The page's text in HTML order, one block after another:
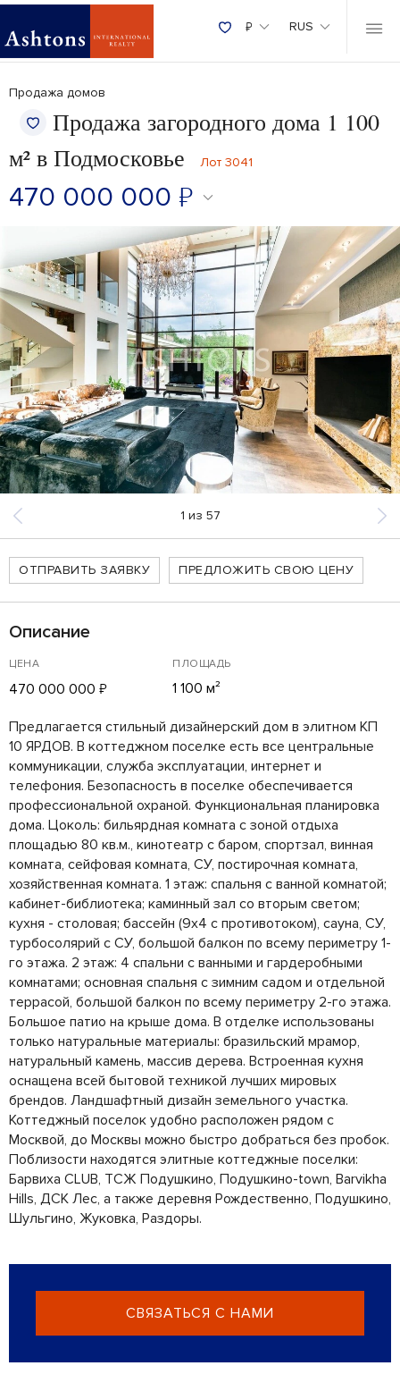
₽ RUS
Продажа домов
Продажа загородного дома 1 100
м² в Подмосковье
Лот 3041
470 000 000 ₽
1 из 57
ОТПРАВИТЬ ЗАЯВКУ ПРЕДЛОЖИТЬ СВОЮ ЦЕНУ
Описание
ЦЕНА
470 000 000 ₽
ПЛОЩАДЬ
1 100 м²
Предлагается стильный дизайнерский дом в элитном КП
10 ЯРДОВ. В коттеджном поселке есть все центральные
коммуникации, служба эксплуатации, интернет и
телефония. Безопасность в поселке обеспечивается
профессиональной охраной. Функциональная планировка
дома. Цоколь: бильярдная комната с зоной отдыха
площадью 80 кв.м., кинотеатр с баром, спортзал, винная
комната, сейфовая комната, СУ, постирочная комната,
хозяйственная комната. 1 этаж: спальня с ванной комнатой;
кабинет-библиотека; каминный зал со вторым светом;
кухня - столовая; бассейн (9х4 с противотоком), сауна, СУ,
турбосолярий с СУ, большой балкон по всему периметру 1-
го этажа. 2 этаж: 4 спальни с ванными и гардеробными
комнатами; основная спальня с зимним садом и отдельной
террасой, большой балкон по всему периметру 2-го этажа.
Большое патио на крыше дома. В отделке использованы
только натуральные материалы: бразильский мрамор,
натуральный камень, массив дерева. Встроенная кухня
оснащена всей бытовой техникой лучших мировых
брендов. Ландшафтный дизайн земельного участка.
Коттеджный поселок удобно расположен рядом с
Москвой, до Москвы можно быстро добраться без пробок.
Поблизости находятся элитные коттеджные поселки:
Барвиха CLUB, ТСЖ Подушкино, Подушкино-town, Barvikha
Hills, ДСК Лес, а также деревня Рождественно, Подушкино,
Шульгино, Жуковка, Раздоры.
СВЯЗАТЬСЯ С НАМИ